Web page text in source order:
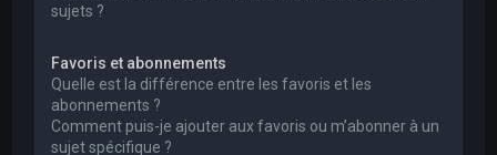
sujets ?
Favoris et abonnements
Quelle est la différence entre les favoris et les
abonnements ?
Comment puis-je ajouter aux favoris ou m’abonner à un
sujet spécifique ?